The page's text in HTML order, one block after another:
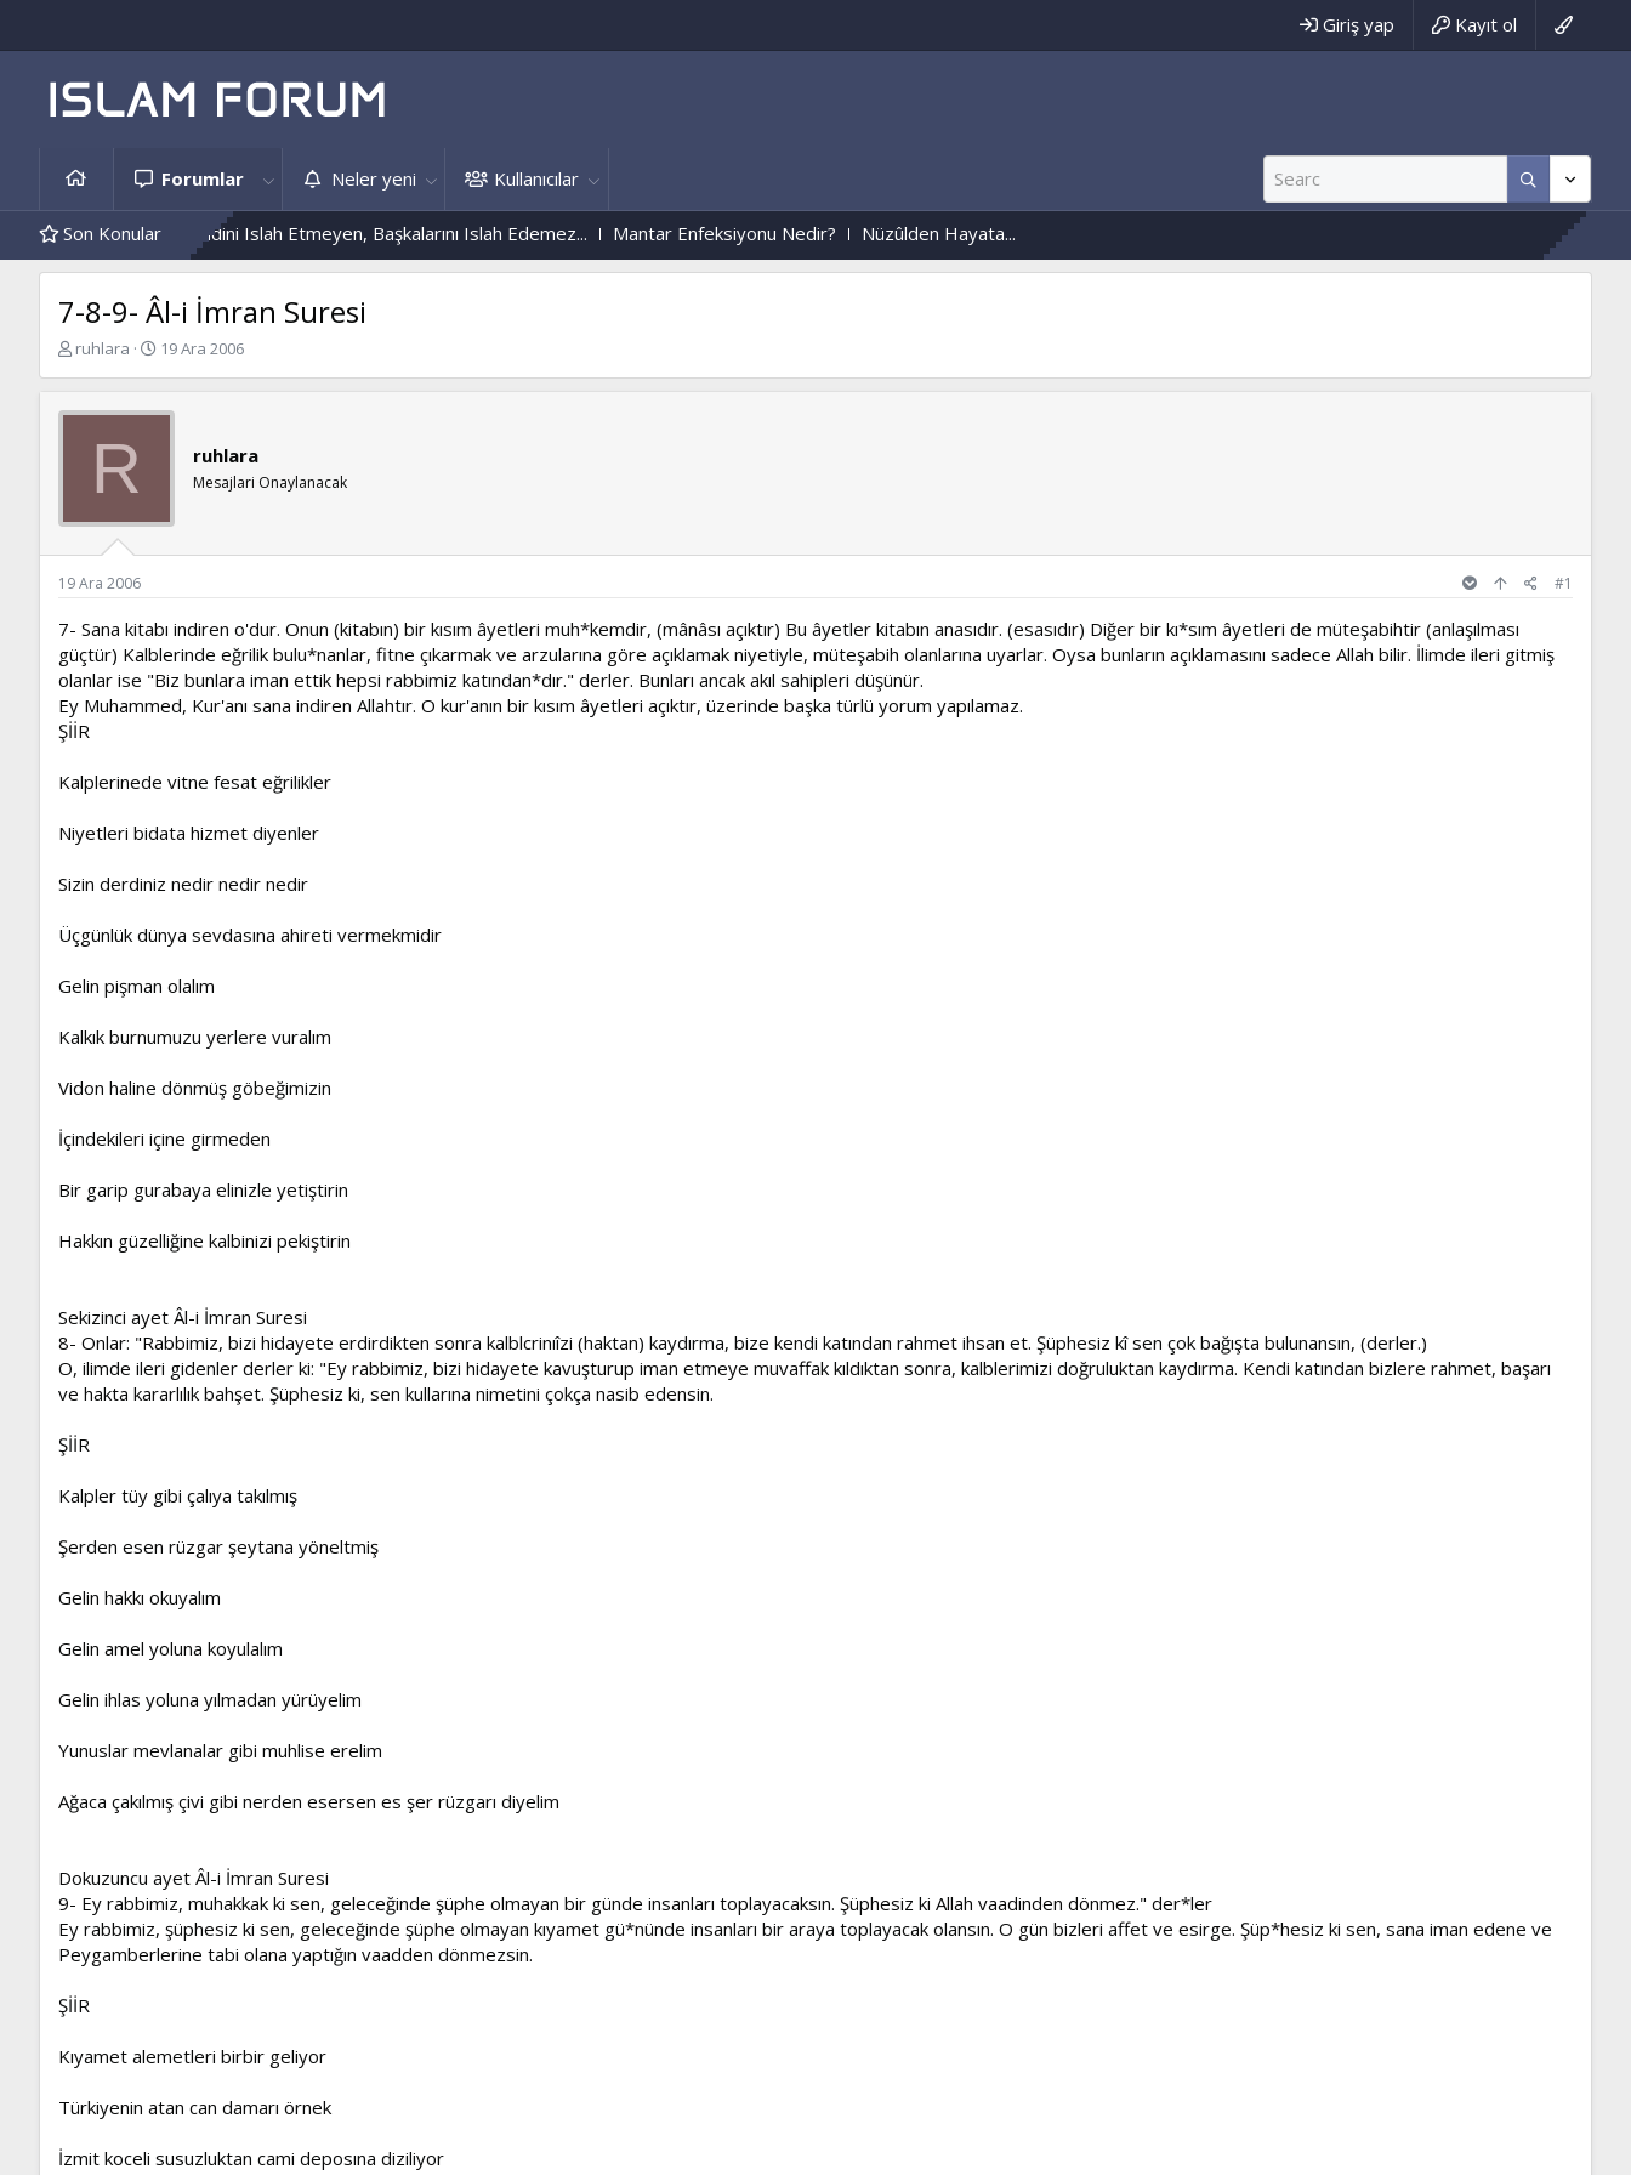
Giriş yap Kayıt ol
Forumlar Neler yeni Kullanıcılar
Son Konular
Örnekleri Kendini Islah Etmeyen, Başkalarını Islah Edemez... Mantar Enfeksiyonu Nedir? Nüzûlden Hayata...
7-8-9- Âl-i İmran Suresi
K
b
a
a
a
n
ruhlara
B
l
ç
h
i
19 Ara 2006
R ruhlara
Mesajlari Onaylanacak
19 Ara 2006 #1
7- Sana kitabı indiren o'dur. Onun (kitabın) bir kısım âyetleri muh*kemdir, (mânâsı açıktır) Bu âyetler kitabın anasıdır. (esasıdır) Diğer bir kı*sım âyetleri de müteşabihtir (anlaşılması
güçtür) Kalblerinde eğrilik bulu*nanlar, fitne çıkarmak ve arzularına göre açıklamak niyetiyle, müteşabih olanlarına uyarlar. Oysa bunların açıklamasını sadece Allah bilir. İlimde ileri gitmiş
olanlar ise "Biz bunlara iman ettik hepsi rabbimiz katından*dır." derler. Bunları ancak akıl sahipleri düşünür.
Ey Muhammed, Kur'anı sana indiren Allahtır. O kur'anın bir kısım âyetleri açıktır, üzerinde başka türlü yorum yapılamaz.
ŞİİR
Kalplerinede vitne fesat eğrilikler
Niyetleri bidata hizmet diyenler
Sizin derdiniz nedir nedir nedir
Üçgünlük dünya sevdasına ahireti vermekmidir
Gelin pişman olalım
Kalkık burnumuzu yerlere vuralım
Vidon haline dönmüş göbeğimizin
İçindekileri içine girmeden
Bir garip gurabaya elinizle yetiştirin
Hakkın güzelliğine kalbinizi pekiştirin
Sekizinci ayet Âl-i İmran Suresi
8- Onlar: "Rabbimiz, bizi hidayete erdirdikten sonra kalblcrinıîzi (haktan) kaydırma, bize kendi katından rahmet ihsan et. Şüphesiz kî sen çok bağışta bulunansın, (derler.)
O, ilimde ileri gidenler derler ki: "Ey rabbimiz, bizi hidayete kavuşturup iman etmeye muvaffak kıldıktan sonra, kalblerimizi doğruluktan kaydırma. Kendi katından bizlere rahmet, başarı
ve hakta kararlılık bahşet. Şüphesiz ki, sen kullarına nimetini çokça nasib edensin.
ŞİİR
Kalpler tüy gibi çalıya takılmış
Şerden esen rüzgar şeytana yöneltmiş
Gelin hakkı okuyalım
Gelin amel yoluna koyulalım
Gelin ihlas yoluna yılmadan yürüyelim
Yunuslar mevlanalar gibi muhlise erelim
Ağaca çakılmış çivi gibi nerden esersen es şer rüzgarı diyelim
Dokuzuncu ayet Âl-i İmran Suresi
9- Ey rabbimiz, muhakkak ki sen, geleceğinde şüphe olmayan bir günde insanları toplayacaksın. Şüphesiz ki Allah vaadinden dönmez." der*ler
Ey rabbimiz, şüphesiz ki sen, geleceğinde şüphe olmayan kıyamet gü*nünde insanları bir araya toplayacak olansın. O gün bizleri affet ve esirge. Şüp*hesiz ki sen, sana iman edene ve
Peygamberlerine tabi olana yaptığın vaadden dönmezsin.
ŞİİR
Kıyamet alemetleri birbir geliyor
Türkiyenin atan can damarı örnek
İzmit koceli susuzluktan cami deposına diziliyor